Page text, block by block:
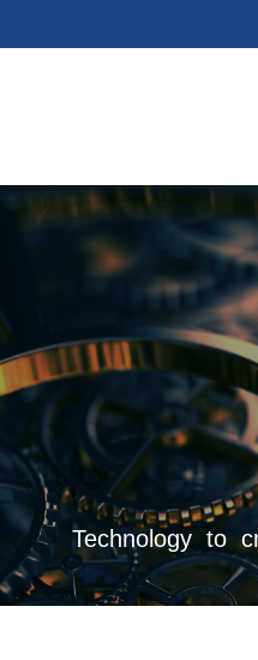
Technology to